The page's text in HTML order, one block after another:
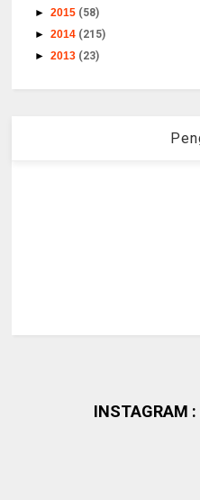
►2015 (58)
►2014 (215)
►2013 (23)
INSTAGRAM